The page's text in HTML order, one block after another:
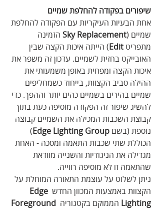
שיפורים בפקודה להחלפת שמיים
אחת הבעיות העיקריות עם הפקודה להחלפת
שמיים (Sky Replacement הזמינה
מתפריט Edit) הייתה איכות הקצה שבין
האובייקט בחזית לשמיים. עדכון זה משפר את
איכות הקצה ומפחית באופן משמעותי את
ההילה סביב הקצוות, בייחוד כשמחליפים
שמיים בהירים בשמיים כהים יותר וההפך. כדי
להשיג שיפור זה הפקודה מוסיפה כעת בתוך
קבוצת השכבות המכילה את השמיים קבוצה
נוספת (בשם Edge Lighting Group
)
הכוללת שתי שכבות התאמה ומסכה - האחת
מגדילה את הניגודיות והשנייה מוודאת
שהתאמה זו לא מוסיפה רווייה.
ניתן לשלוט על עוצמת התאורה המוחלת על
הקצוות באמצעות המכוון החדש Edge
Lighting הממוקם בקטגוריה Foreground